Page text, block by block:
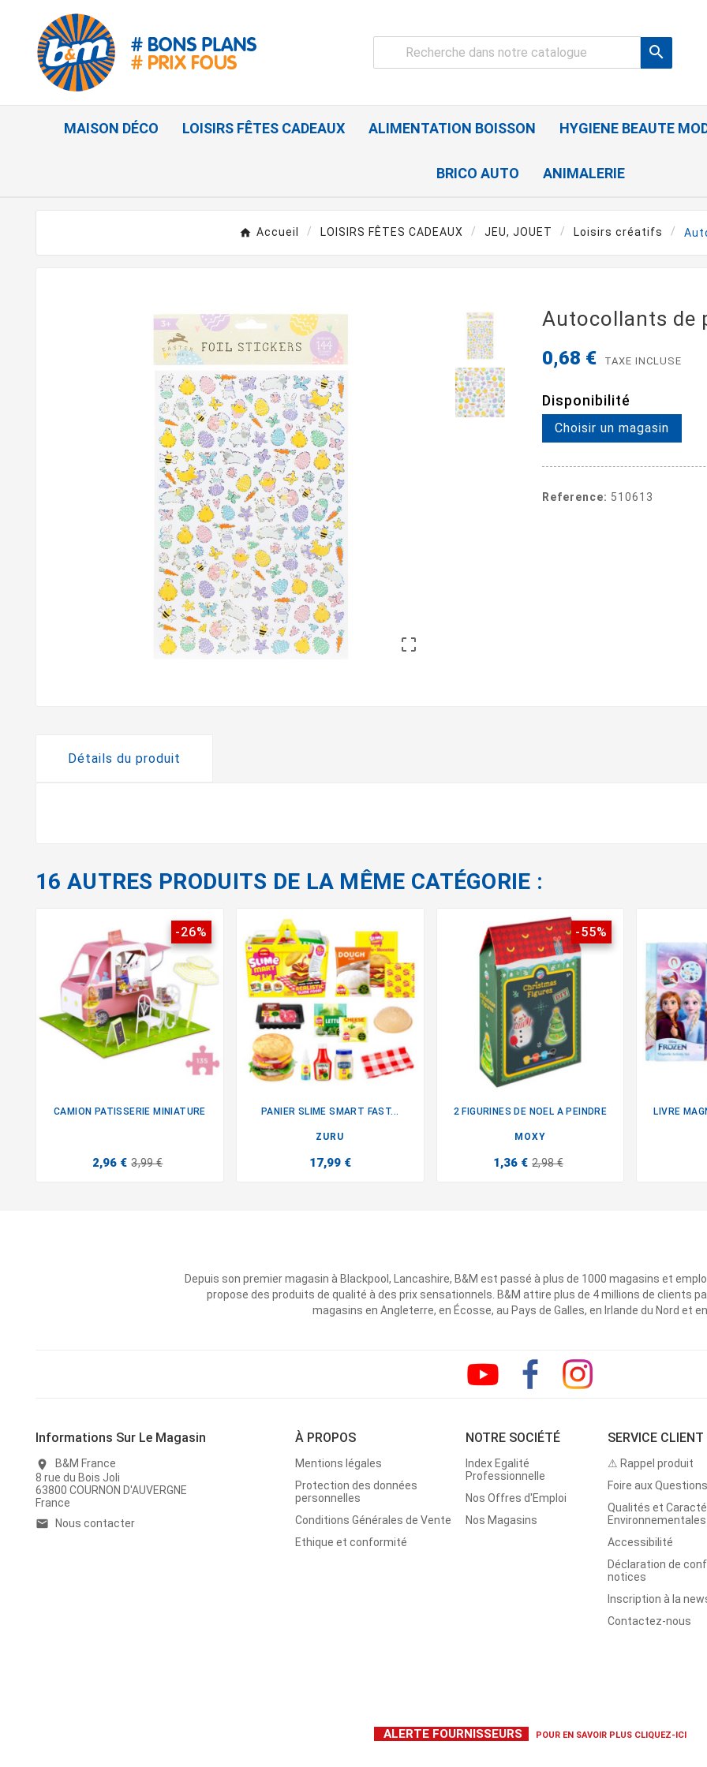

MAISON DÉCO LOISIRS FÊTES CADEAUX ALIMENTATION BOISSON HYGIENE BEAUTE
BRICO AUTO ANIMALERIE
Accueil LOISIRS FÊTES CADEAUX JEU, JOUET Loisirs créatifs

Autocollants de
0,68 € TAXE INCLUSE
Disponibilité
Choisir un magasin
Reference: 510613
Détails du produit
16 AUTRES PRODUITS DE LA MÊME CATÉGORIE :
-26%
CAMION PATISSERIE MINIATURE
2,96 € 3,99 €
PANIER SLIME SMART FAST...
ZURU
17,99 €
-55%
2 FIGURINES DE NOEL A PEINDRE
MOXY
1,36 € 2,98 €
LIVRE
Depuis son premier magasin à Blackpool, Lancashire, B&M est passé à plus de 1000 magasins et
propose des produits de qualité à des prix sensationnels. B&M attire plus de 4 millions de clients
magasins en Angleterre, en Écosse, au Pays de Galles, en Irlande du Nord et
Informations Sur Le Magasin
location_on
B&M France
8 rue du Bois Joli
63800 COURNON D'AUVERGNE
France
email Nous contacter
À PROPOS
Mentions légales
Protection des données
personnelles
Conditions Générales de Vente
Ethique et conformité
NOTRE SOCIÉTÉ
Index Egalité
Professionnelle
Nos Offres d'Emploi
Nos Magasins
SERVICE CLIENT
⚠ Rappel produit
Foire aux
Qualités et
Environnementales
Accessibilité
Déclaration de
notices
Inscription à la
Contactez-nous
ALERTE FOURNISSEURS POUR EN SAVOIR PLUS CLIQUEZ-ICI